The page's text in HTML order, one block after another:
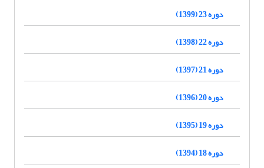
دوره 23 (1399)
دوره 22 (1398)
دوره 21 (1397)
دوره 20 (1396)
دوره 19 (1395)
دوره 18 (1394)